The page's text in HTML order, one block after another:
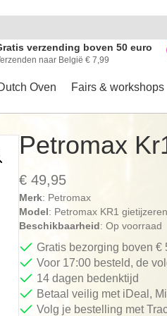
verzending boven 50 euro
naar België € 7,99
Oven Fairs & workshops
Petromax
€ 49,95
Merk: Petromax
Model: Petromax KR1
Beschikbaarheid: Op voorraad
Gratis bezorging boven €
Voor 17:00 besteld, de
14 dagen bedenktijd
Betaal veilig met iDeal,
Volg je bestelling met